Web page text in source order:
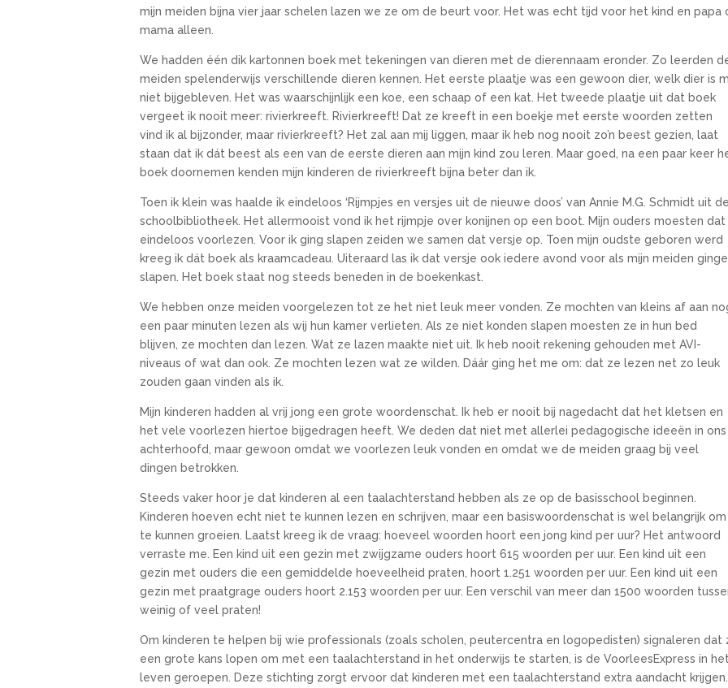
mijn meiden bijna vier jaar schelen lazen we ze om de beurt voor. Het was echt tijd voor het kind en papa
mama alleen.
We hadden één dik kartonnen boek met tekeningen van dieren met de dierennaam eronder. Zo leerden
meiden spelenderwijs verschillende dieren kennen. Het eerste plaatje was een gewoon dier, welk dier is
niet bijgebleven. Het was waarschijnlijk een koe, een schaap of een kat. Het tweede plaatje uit dat boek
vergeet ik nooit meer: rivierkreeft. Rivierkreeft! Dat ze kreeft in een boekje met eerste woorden zetten
vind ik al bijzonder, maar rivierkreeft? Het zal aan mij liggen, maar ik heb nog nooit zo’n beest gezien, laat
staan dat ik dát beest als een van de eerste dieren aan mijn kind zou leren. Maar goed, na een paar keer
boek doornemen kenden mijn kinderen de rivierkreeft bijna beter dan ik.
Toen ik klein was haalde ik eindeloos ‘Rijmpjes en versjes uit de nieuwe doos’ van Annie M.G. Schmidt uit de
schoolbibliotheek. Het allermooist vond ik het rijmpje over konijnen op een boot. Mijn ouders moesten dat
eindeloos voorlezen. Voor ik ging slapen zeiden we samen dat versje op. Toen mijn oudste geboren werd
kreeg ik dát boek als kraamcadeau. Uiteraard las ik dat versje ook iedere avond voor als mijn meiden
slapen. Het boek staat nog steeds beneden in de boekenkast.
We hebben onze meiden voorgelezen tot ze het niet leuk meer vonden. Ze mochten van kleins af aan
een paar minuten lezen als wij hun kamer verlieten. Als ze niet konden slapen moesten ze in hun bed
blijven, ze mochten dan lezen. Wat ze lazen maakte niet uit. Ik heb nooit rekening gehouden met AVI-
niveaus of wat dan ook. Ze mochten lezen wat ze wilden. Dáár ging het me om: dat ze lezen net zo leuk
zouden gaan vinden als ik.
Mijn kinderen hadden al vrij jong een grote woordenschat. Ik heb er nooit bij nagedacht dat het kletsen en
het vele voorlezen hiertoe bijgedragen heeft. We deden dat niet met allerlei pedagogische ideeën in ons
achterhoofd, maar gewoon omdat we voorlezen leuk vonden en omdat we de meiden graag bij veel
dingen betrokken.
Steeds vaker hoor je dat kinderen al een taalachterstand hebben als ze op de basisschool beginnen.
Kinderen hoeven echt niet te kunnen lezen en schrijven, maar een basiswoordenschat is wel belangrijk om
te kunnen groeien. Laatst kreeg ik de vraag: hoeveel woorden hoort een jong kind per uur? Het antwoord
verraste me. Een kind uit een gezin met zwijgzame ouders hoort 615 woorden per uur. Een kind uit een
gezin met ouders die een gemiddelde hoeveelheid praten, hoort 1.251 woorden per uur. Een kind uit een
gezin met praatgrage ouders hoort 2.153 woorden per uur. Een verschil van meer dan 1500 woorden
weinig of veel praten!
Om kinderen te helpen bij wie professionals (zoals scholen, peutercentra en logopedisten) signaleren dat
een grote kans lopen om met een taalachterstand in het onderwijs te starten, is de VoorleesExpress in het
leven geroepen. Deze stichting zorgt ervoor dat kinderen met een taalachterstand extra aandacht krijgen.